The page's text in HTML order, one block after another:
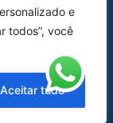
e
todos”, você
Aceitar tudo
Aplicações
Mangueiras